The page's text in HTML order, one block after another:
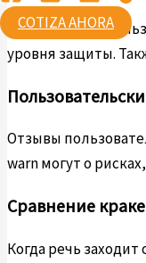
COTIZA AHORA
Безопасное
уровня защиты.
Отзывы
warn могут о
Сравнение
Когда речь